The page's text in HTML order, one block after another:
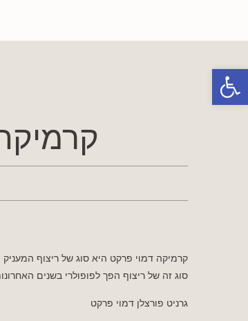
קרמיקה דמוי פרקט היא סוג של ריצוף
סוג זה של ריצוף הפך לפופולרי בשנים
גרניט פורצלן דמוי פרקט
פתח סרגל נגישות